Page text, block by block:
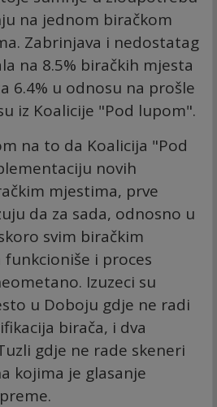
na jednom biračkom
Zabrinjava i nedostatag
na 8.5% biračkih mjesta
6.4% u odnosu na prošle
iz Koalicije "Pod lupom".
na to da Koalicija "Pod
novih
mjestima, prve
da za sada, odnosno u
svim biračkim
i proces
Izuzeci su
u Doboju gdje ne radi
birača, i dva
gdje ne rade skeneri
kojima je glasanje